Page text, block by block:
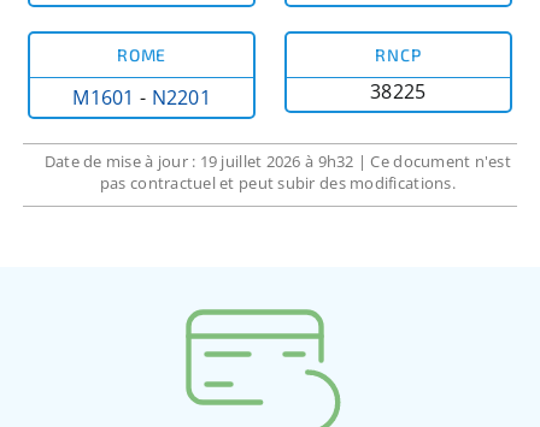
RNCP
38225
ROME
M1601 - N2201
Date de mise à jour : 19 juillet 2026 à 9h32 | Ce document n'est
pas contractuel et peut subir des modifications.